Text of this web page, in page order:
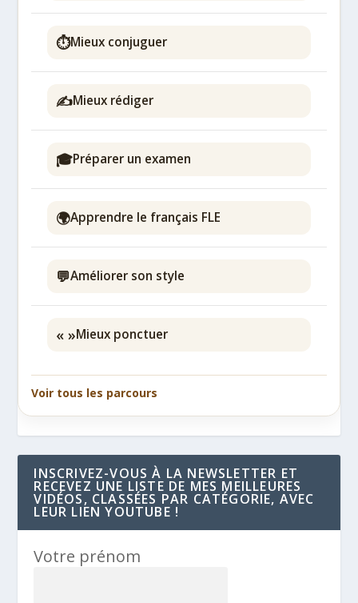
⏱️Mieux conjuguer
✍️Mieux rédiger
🎓Préparer un examen
🌍Apprendre le français FLE
💬Améliorer son style
« »Mieux ponctuer
Voir tous les parcours
INSCRIVEZ-VOUS À LA NEWSLETTER ET
RECEVEZ UNE LISTE DE MES MEILLEURES
VIDÉOS, CLASSÉES PAR CATÉGORIE, AVEC
LEUR LIEN YOUTUBE !
Votre prénom